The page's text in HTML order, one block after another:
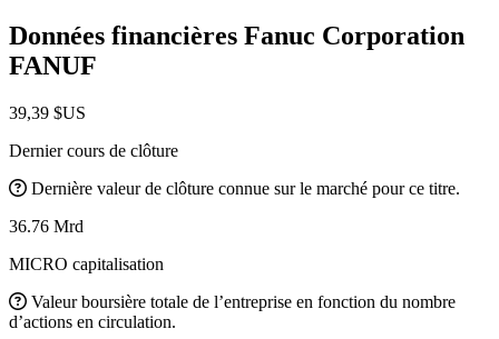
Données financières Fanuc Corporation
FANUF
39,39 $US
Dernier cours de clôture
Dernière valeur de clôture connue sur le marché pour ce titre.
36.76 Mrd
MICRO capitalisation
Valeur boursière totale de l’entreprise en fonction du nombre
d’actions en circulation.